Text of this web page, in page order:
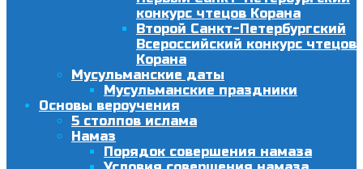
конкурс чтецов Корана
Второй Санкт-Петербургский
Всероссийский конкурс чтецов
Корана
Мусульманские даты
Мусульманские праздники
Основы вероучения
5 столпов ислама
Намаз
Порядок совершения намаза